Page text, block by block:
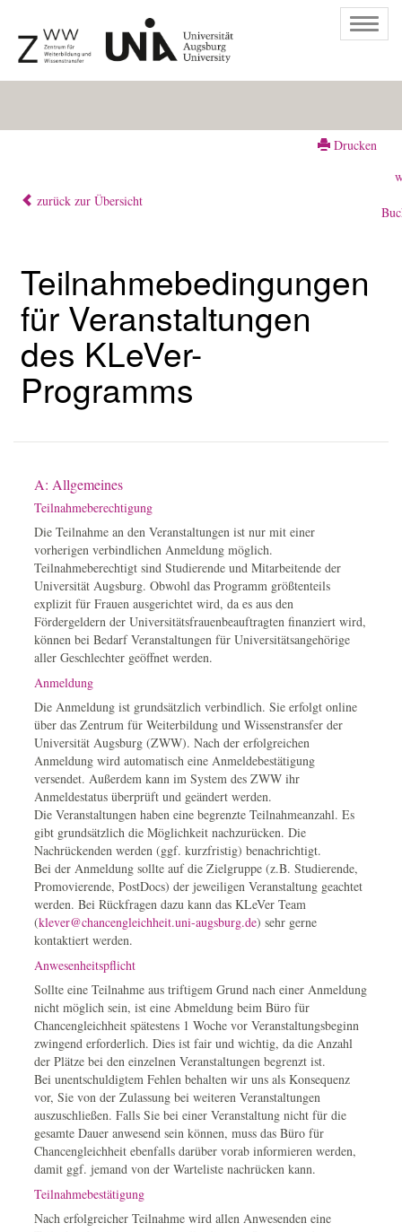
Drucken
zurück zur Übersicht
Teilnahmebedingungen
für Veranstaltungen
des KLeVer-
Programms
A: Allgemeines
Teilnahmeberechtigung
Die Teilnahme an den Veranstaltungen ist nur mit einer
vorherigen verbindlichen Anmeldung möglich.
Teilnahmeberechtigt sind Studierende und Mitarbeitende der
Universität Augsburg. Obwohl das Programm größtenteils
explizit für Frauen ausgerichtet wird, da es aus den
Fördergeldern der Universitätsfrauenbeauftragten finanziert wird,
können bei Bedarf Veranstaltungen für Universitätsangehörige
aller Geschlechter geöffnet werden.
Anmeldung
Die Anmeldung ist grundsätzlich verbindlich. Sie erfolgt online
über das Zentrum für Weiterbildung und Wissenstransfer der
Universität Augsburg (ZWW). Nach der erfolgreichen
Anmeldung wird automatisch eine Anmeldebestätigung
versendet. Außerdem kann im System des ZWW ihr
Anmeldestatus überprüft und geändert werden.
Die Veranstaltungen haben eine begrenzte Teilnahmeanzahl. Es
gibt grundsätzlich die Möglichkeit nachzurücken. Die
Nachrückenden werden (ggf. kurzfristig) benachrichtigt.
Bei der Anmeldung sollte auf die Zielgruppe (z.B. Studierende,
Promovierende, PostDocs) der jeweiligen Veranstaltung geachtet
werden. Bei Rückfragen dazu kann das KLeVer Team
(klever@chancengleichheit.uni-augsburg.de) sehr gerne
kontaktiert werden.
Anwesenheitspflicht
Sollte eine Teilnahme aus triftigem Grund nach einer Anmeldung
nicht möglich sein, ist eine Abmeldung beim Büro für
Chancengleichheit spätestens 1 Woche vor Veranstaltungsbeginn
zwingend erforderlich. Dies ist fair und wichtig, da die Anzahl
der Plätze bei den einzelnen Veranstaltungen begrenzt ist.
Bei unentschuldigtem Fehlen behalten wir uns als Konsequenz
vor, Sie von der Zulassung bei weiteren Veranstaltungen
auszuschließen. Falls Sie bei einer Veranstaltung nicht für die
gesamte Dauer anwesend sein können, muss das Büro für
Chancengleichheit ebenfalls darüber vorab informieren werden,
damit ggf. jemand von der Warteliste nachrücken kann.
Teilnahmebestätigung
Nach erfolgreicher Teilnahme wird allen Anwesenden eine